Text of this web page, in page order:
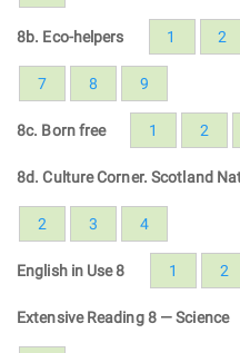
8b. Eco-helpers 1 2
7 8 9
8c. Born free 1 2
8d. Culture Corner. Scotland
2 3 4
English in Use 8 1 2
Extensive Reading 8 — Science